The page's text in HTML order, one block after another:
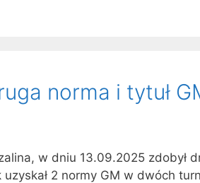
norma i tytuł
w dniu 13.09.2025 zdobył
2 normy GM w dwóch